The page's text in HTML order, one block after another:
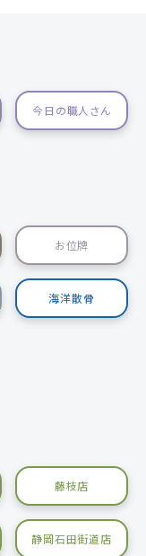
今日の職人さん
お位牌
海洋散骨
藤枝店
静岡石田街道店